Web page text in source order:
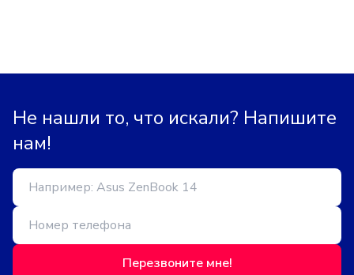
Не нашли то, что искали? Напишите
нам!
Перезвоните мне!